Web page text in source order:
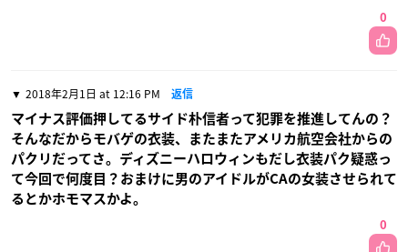
0
2018年2月1日 at 12:16 PM 返信
マイナス評価押してるサイド朴信者って犯罪を推進してんの？
そんなだからモバゲの衣装、またまたアメリカ航空会社からの
パクリだってさ。ディズニーハロウィンもだし衣装パク疑惑っ
て今回で何度目？おまけに男のアイドルがCAの女装させられて
るとかホモマスかよ。
0